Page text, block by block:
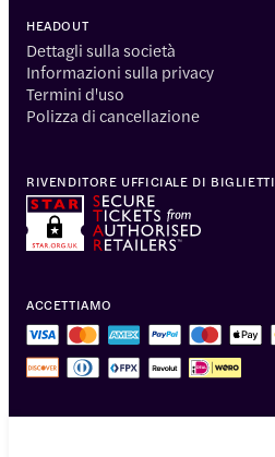
HEADOUT
Dettagli sulla società
Informazioni sulla privacy
Termini d'uso
Polizza di cancellazione
ACCETTIAMO
RIVENDITORE UFFICIALE DI BIGLIETTI